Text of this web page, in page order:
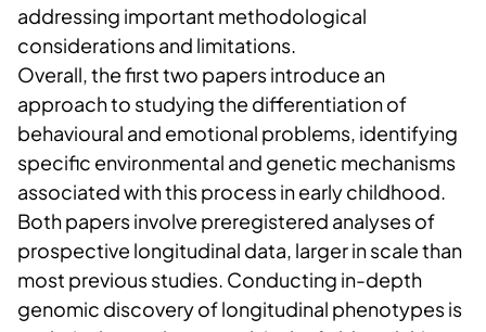
addressing important methodological
considerations and limitations.
Overall, the first two papers introduce an
approach to studying the differentiation of
behavioural and emotional problems, identifying
specific environmental and genetic mechanisms
associated with this process in early childhood.
Both papers involve preregistered analyses of
prospective longitudinal data, larger in scale than
most previous studies. Conducting in-depth
genomic discovery of longitudinal phenotypes is